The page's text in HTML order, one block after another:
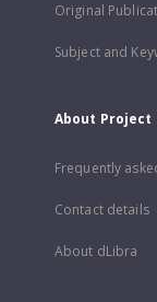
Original
Subject and
About Project
Frequently
Contact details
About dLibra